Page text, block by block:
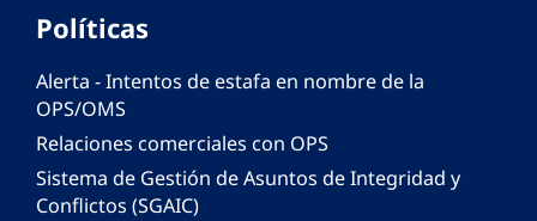
Políticas
Alerta - Intentos de estafa en nombre de la
OPS/OMS
Relaciones comerciales con OPS
Sistema de Gestión de Asuntos de Integridad y
Conflictos (SGAIC)